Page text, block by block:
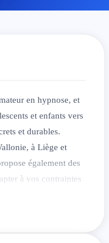
en hypnose, et
et enfants vers
et durables.
à Liège et
également des
à vos contraintes
: dès la première